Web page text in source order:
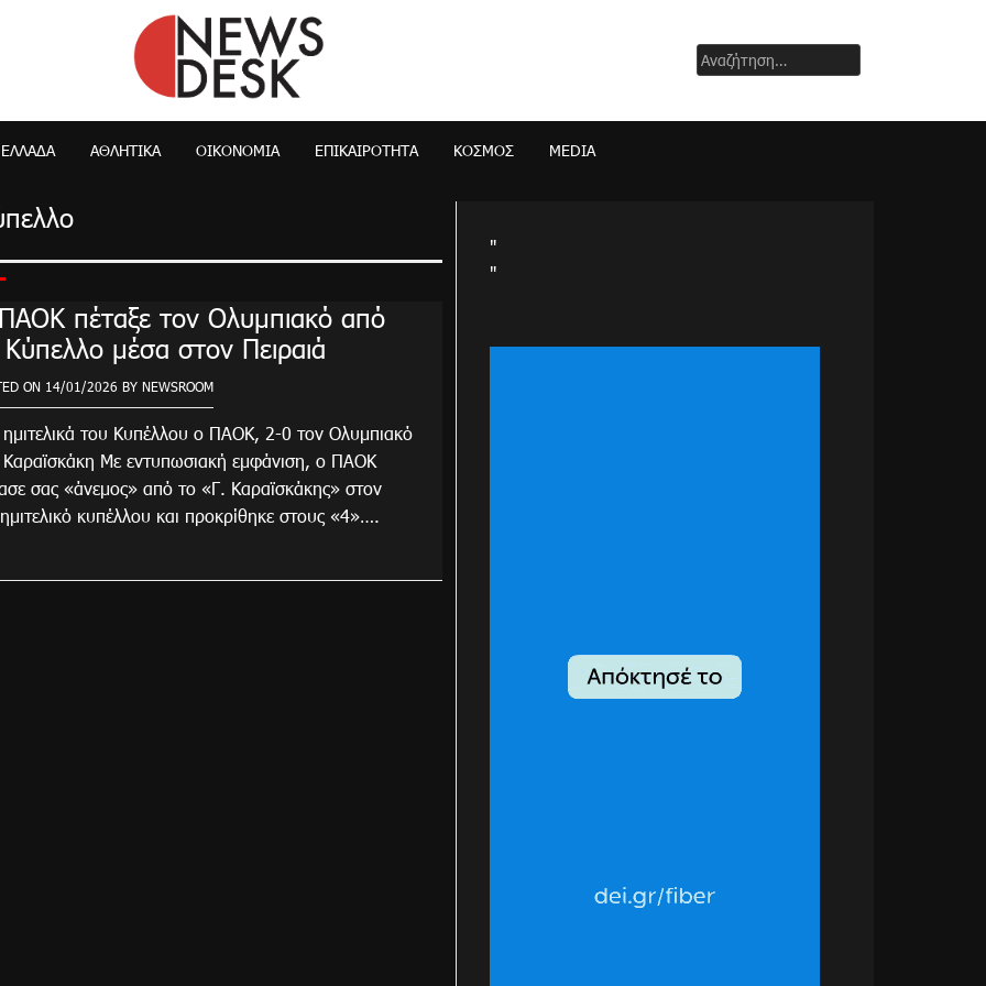
NewsDesk
Αναζήτηση
για:
ΕΛΛΆΔΑ ΑΘΛΗΤΙΚΑ ΟΙΚΟΝΟΜΊΑ ΕΠΙΚΑΙΡΌΤΗΤΑ ΚΌΣΜΟΣ MEDIA
πέταξε τον Ολυμπιακό από
μέσα στον Πειραιά
ON 14/01/2026 BY NEWSROOM
του Κυπέλλου ο ΠΑΟΚ, 2-0 τον Ολυμπιακό
Με εντυπωσιακή εμφάνιση, ο ΠΑΟΚ
σας «άνεμος» από το «Γ. Καραϊσκάκης» στον
κυπέλλου και προκρίθηκε στους «4»….
"
"